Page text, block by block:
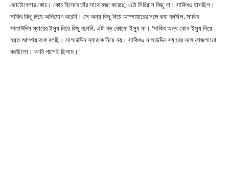
ছোটোবেলার কোচ। কোচ হিসেবে তাঁর সাথে মজা করেছে, এটা সিরিয়াস কিছু না। সাকিবও হাসছিল।
সাকিব কিছু নিয়ে অভিযোগ করেনি। সে অন্য কিছু নিয়ে আম্পায়ারের সঙ্গে কথা বলছিল, সাকিব
সালাউদ্দিন স্যারের ইস্যু নিয়ে কিছু বলেনি, এটা বড় কোনো ইস্যু না। ‘সাকিব অন্য কোন ইস্যু নিয়ে
হয়ত আম্পায়ারকে বলছি। সালাউদ্দিন স্যারকে নিয়ে নয়। সাকিবও সালাউদ্দিন স্যারের সঙ্গে ফাজলামো
করছিলো। আমি পাশেই ছিলাম।’